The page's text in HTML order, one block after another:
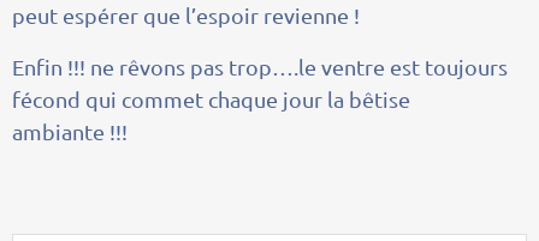
peut espérer que l’espoir revienne !
Enfin !!! ne rêvons pas trop….le ventre est toujours
fécond qui commet chaque jour la bêtise
ambiante !!!